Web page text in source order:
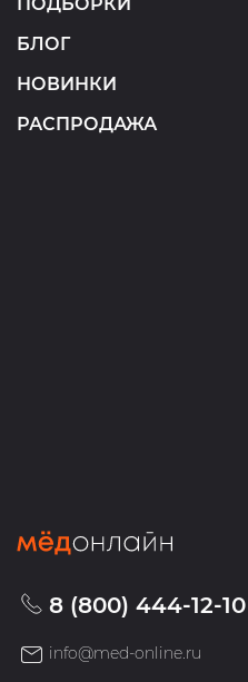
БЛОГ
НОВИНКИ
РАСПРОДАЖА
8 (800) 444-12-10
info@med-online.ru